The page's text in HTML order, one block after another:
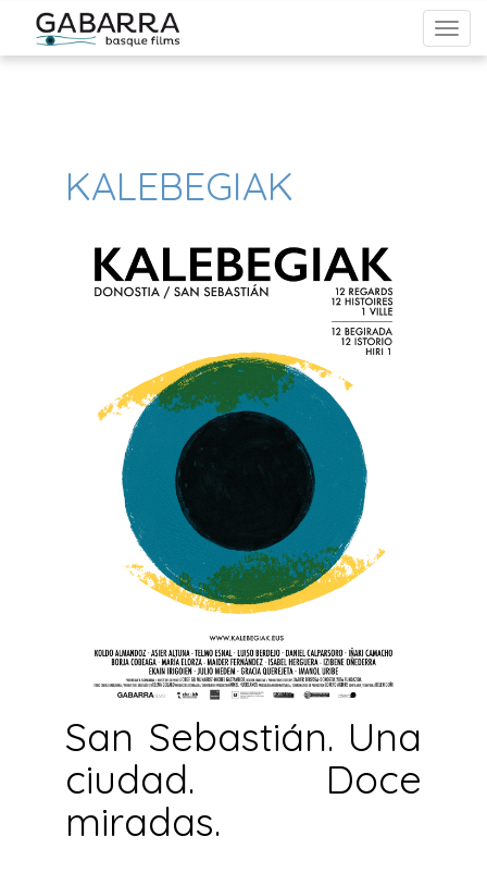
From Reels to Roulette: Unveiling the Dynamic Bond Between
Cinema, Gambling, and Pop Culture in Australia
KALEBEGIAK
San Sebastián. Una
ciudad. Doce
miradas.